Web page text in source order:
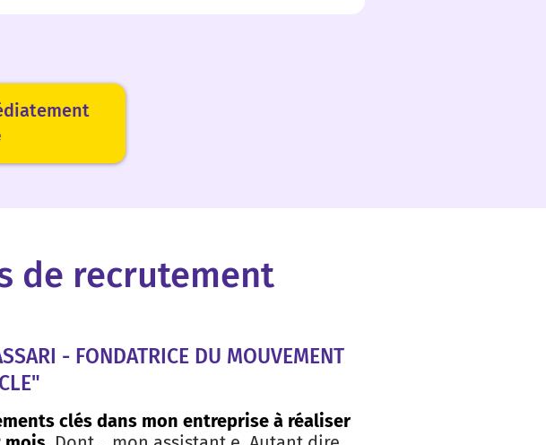
de recrutement
- FONDATRICE DU MOUVEMENT
clés dans mon entreprise à réaliser